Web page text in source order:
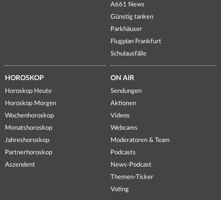
A661 News
Günstig tanken
Parkhäuser
Flugplan Frankfurt
Schulausfälle
HOROSKOP
Horoskop Heute
Horoskop Morgen
Wochenhoroskop
Monatshoroskop
Jahreshoroskop
Partnerhoroskop
Aszendent
ON AIR
Sendungen
Aktionen
Videos
Webcams
Moderatoren & Team
Podcasts
News-Podcast
Themen-Ticker
Voting